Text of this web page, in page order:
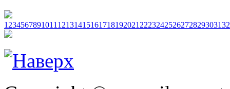
1234567891011121314151617181920212223242526272829303132